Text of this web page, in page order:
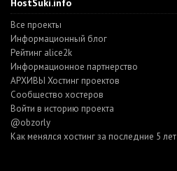
HostSuki.info
Все проекты
Информационный блог
Рейтинг alice2k
Информационное партнерство
АРХИВЫ Хостинг проектов
Cообщество хостеров
Войти в историю проекта
@obzorly
Как менялся хостинг за последние 5 лет